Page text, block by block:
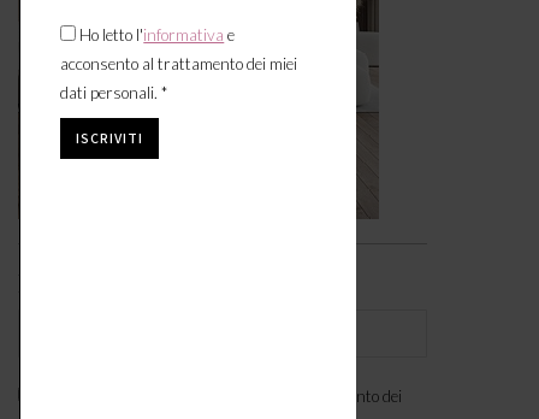
e acconsento al trattamento dei
Ho letto l'informativa e
acconsento al trattamento dei miei
dati personali. *